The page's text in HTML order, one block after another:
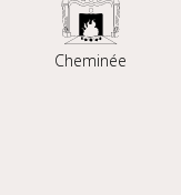
Cheminée